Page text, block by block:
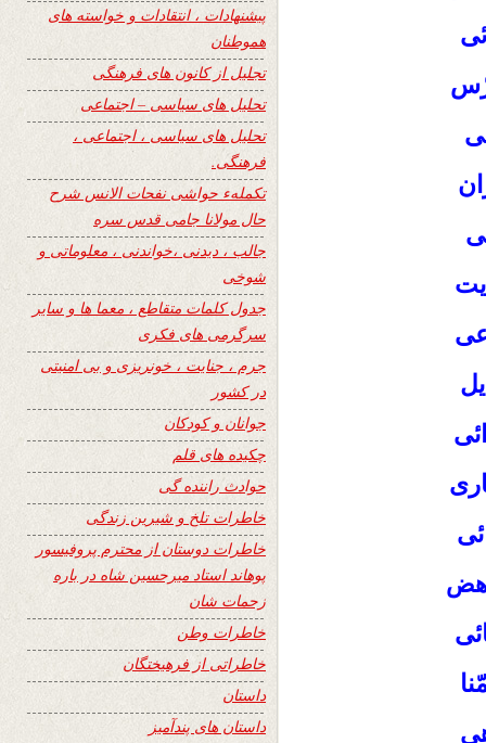
پیشنهادات ، انتقادات و خواسته های
هموطنان
تجلیل از کانون های فرهنگی
تحلیل های سیاسی – اجتماعی
تحلیل های سیاسی ، اجتماعی ،
فرهنگی.
تکملهء حواشی نفحات الانس شرح
حال مولانا جامی قدس سره
جالب ، دیدنی ،خواندنی ، معلوماتی و
شوخی
جدول کلمات متقاطع ، معما ها و سایر
سرگرمی های فکری
جرم ، جنایت ، خونریزی و بی امنیتی
در کشور
جوانان و کودکان
چکیده های قلم
حوادث راننده گی
خاطرات تلخ و شیرین زندگی
خاطرات دوستان از محترم پروفیسور
پوهاند استاد میرحسین شاه در باره
زحمات شان
خاطرات وطن
خاطراتی از فرهیختگان
داستان
داستان های پندآمیز